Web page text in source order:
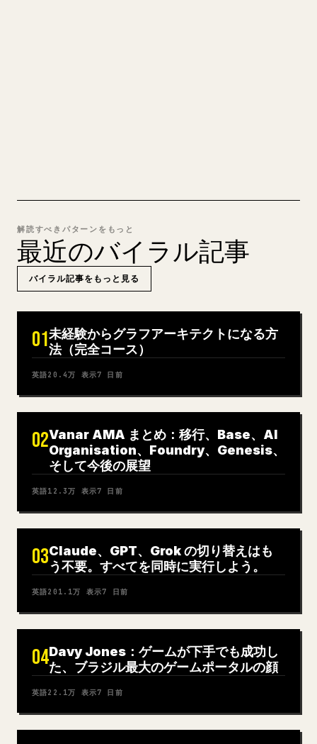
解読すべきパターンをもっと
最近のバイラル記事
バイラル記事をもっと見る
01未経験からグラフアーキテクトになる方
法（完全コース）
英語20.4万 表示7 日前
02Vanar AMA まとめ：移行、Base、AI
Organisation、Foundry、Genesis、
そして今後の展望
英語12.3万 表示7 日前
03Claude、GPT、Grok の切り替えはも
う不要。すべてを同時に実行しよう。
英語201.1万 表示7 日前
04Davy Jones：ゲームが下手でも成功し
た、ブラジル最大のゲームポータルの顔
英語22.1万 表示7 日前